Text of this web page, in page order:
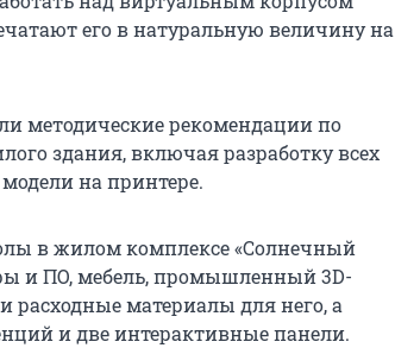
его в натуральную величину на
методические рекомендации по
здания, включая разработку всех
на принтере.
в жилом комплексе «Солнечный
и ПО, мебель, промышленный 3D-
расходные материалы для него, а
и две интерактивные панели.